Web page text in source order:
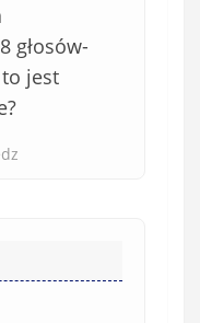
głosów-
jest